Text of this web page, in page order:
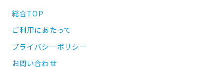
総合TOP
ご利用にあたって
プライバシーポリシー
お問い合わせ